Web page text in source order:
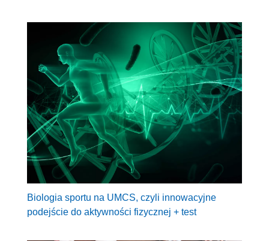
Biologia sportu na UMCS, czyli innowacyjne
podejście do aktywności fizycznej + test